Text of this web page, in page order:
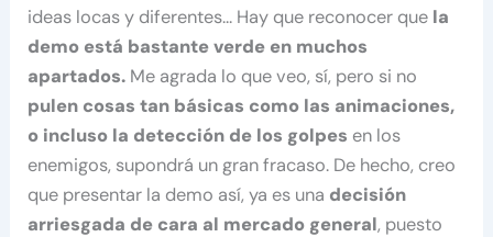
ideas locas y diferentes… Hay que reconocer que la
demo está bastante verde en muchos
apartados. Me agrada lo que veo, sí, pero si no
pulen cosas tan básicas como las animaciones,
o incluso la detección de los golpes en los
enemigos, supondrá un gran fracaso. De hecho, creo
que presentar la demo así, ya es una decisión
arriesgada de cara al mercado general, puesto